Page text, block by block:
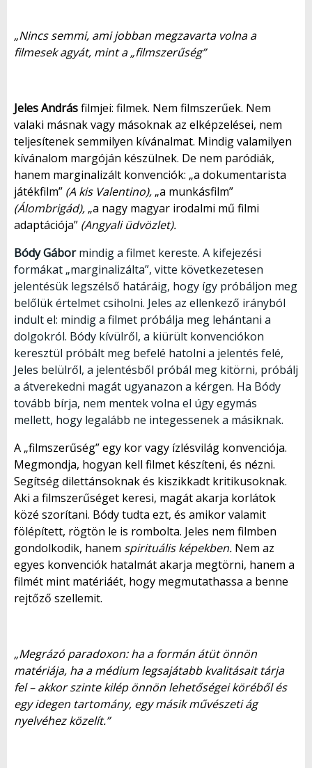
„Nincs semmi, ami jobban megzavarta volna a
filmesek agyát, mint a „filmszerűség”
Jeles Andrásfilmjei: filmek. Nem filmszerűek. Nem
valaki másnak vagy másoknak az elképzelései, nem
teljesítenek semmilyen kívánalmat. Mindig valamilyen
kívánalom margóján készülnek. De nem paródiák,
hanem marginalizált konvenciók: „a dokumentarista
játékfilm” (A kis Valentino), „a munkásfilm”
(Álombrigád), „a nagy magyar irodalmi mű filmi
adaptációja” (Angyali üdvözlet).
Bódy Gábormindig a filmet kereste. A kifejezési
formákat „marginalizálta”, vitte következetesen
jelentésük legszélső határáig, hogy így próbáljon meg
belőlük értelmet csiholni. Jeles az ellenkező irányból
indult el: mindig a filmet próbálja meg lehántani a
dolgokról. Bódy kívülről, a kiürült konvenciókon
keresztül próbált meg befelé hatolni a jelentés felé,
Jeles belülről, a jelentésből próbál meg kitörni, próbálj
a átverekedni magát ugyanazon a kérgen. Ha Bódy
tovább bírja, nem mentek volna el úgy egymás
mellett, hogy legalább ne integessenek a másiknak.
A „filmszerűség” egy kor vagy ízlésvilág konvenciója.
Megmondja, hogyan kell filmet készíteni, és nézni.
Segítség dilettánsoknak és kiszikkadt kritikusoknak.
Aki a filmszerűséget keresi, magát akarja korlátok
közé szorítani. Bódy tudta ezt, és amikor valamit
fölépített, rögtön le is rombolta. Jeles nem filmben
gondolkodik, hanem spirituális képekben. Nem az
egyes konvenciók hatalmát akarja megtörni, hanem a
filmét mint matériáét, hogy megmutathassa a benne
rejtőző szellemit.
„Megrázó paradoxon: ha a formán átüt önnön
matériája, ha a médium legsajátabb kvalitásait tárja
fel – akkor szinte kilép önnön lehetőségei köréből és
egy idegen tartomány, egy másik művészeti ág
nyelvéhez közelít.”